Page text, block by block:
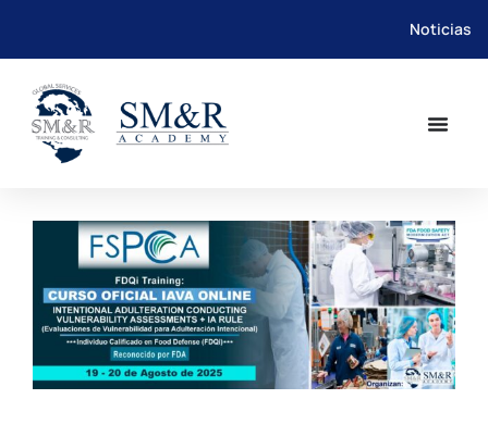
Saltar
contenido
Noticias